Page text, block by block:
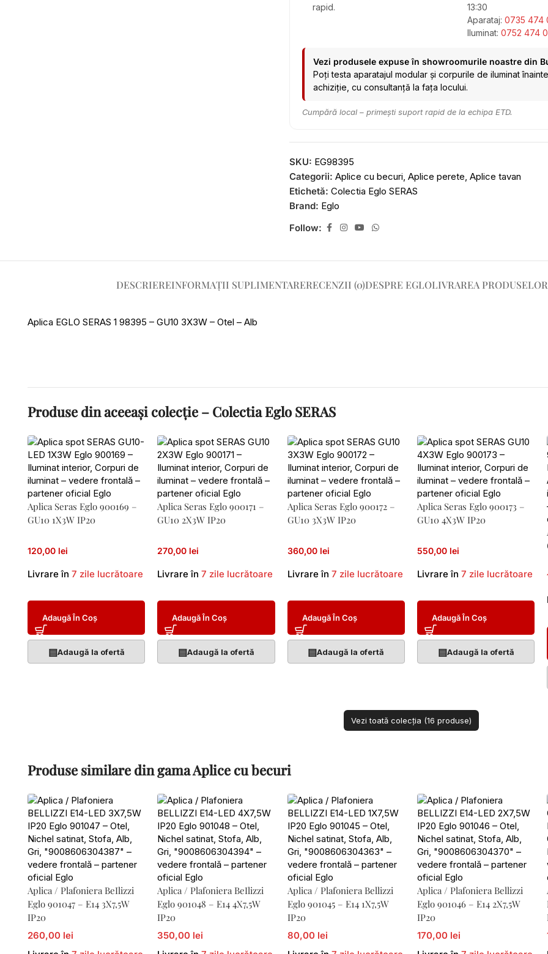
rapid.
13:30
Aparataj: 0735 474
Iluminat: 0752 474
Vezi produsele expuse în showroomurile noastre din
Poți testa aparatajul modular și corpurile de iluminat
achiziție, cu consultanță la fața locului.
Cumpără local – primești suport rapid de la echipa ETD.
SKU: EG98395
Categorii: Aplice cu becuri, Aplice perete, Aplice tavan
Etichetă: Colectia Eglo SERAS
Brand: Eglo
Follow:
DESCRIEREINFORMAȚII SUPLIMENTARERECENZII (0)DESPRE EGLOLIVRAREA PRODUSELOR
Aplica EGLO SERAS 1 98395 – GU10 3X3W – Otel – Alb
Produse din aceeași colecție – Colectia Eglo SERAS
Aplica Seras Eglo 900169 –
GU10 1X3W IP20
120,00 lei
Livrare în 7 zile lucrătoare
Adaugă În Coș
▤Adaugă la ofertă
Aplica Seras Eglo 900171 –
GU10 2X3W IP20
270,00 lei
Livrare în7 zile lucrătoare
Adaugă În Coș
▤Adaugă la ofertă
Aplica Seras Eglo 900172 –
GU10 3X3W IP20
360,00 lei
Livrare în 7 zile lucrătoare
Adaugă În Coș
▤Adaugă la ofertă
Aplica Seras Eglo 900173 –
GU10 4X3W IP20
550,00 lei
Livrare în 7 zile lucrătoare
Adaugă În Coș
▤Adaugă la ofertă
Vezi toată colecția (16 produse)
Produse similare din gama Aplice cu becuri
Aplica / Plafoniera BeIlizzi
Eglo 901047 – E14 3X7,5W
IP20
260,00 lei
Aplica / Plafoniera BeIlizzi
Eglo 901048 – E14 4X7,5W
IP20
350,00 lei
Aplica / Plafoniera Bellizzi
Eglo 901045 – E14 1X7,5W
IP20
80,00 lei
Aplica / Plafoniera Bellizzi
Eglo 901046 – E14 2X7,5W
IP20
170,00 lei